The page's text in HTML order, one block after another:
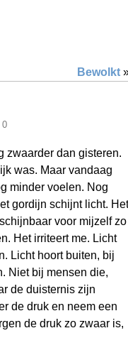
Bewolkt
0
zwaarder dan gisteren.
was. Maar vandaag
minder voelen. Nog
gordijn schijnt licht. Het
voor mijzelf zo
Het irriteert me. Licht
Licht hoort buiten, bij
Niet bij mensen die,
de duisternis zijn
de druk en neem een
de druk zo zwaar is,